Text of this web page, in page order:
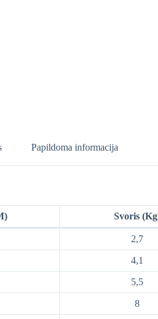
Papildoma informacija
Svoris
2,7
4,1
5,5
8